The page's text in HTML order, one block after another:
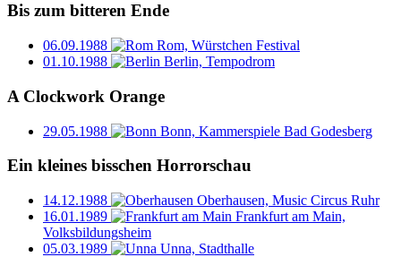
Bis zum bitteren Ende
06.09.1988
Rom, Würstchen Festival
01.10.1988
Berlin, Tempodrom
A Clockwork Orange
29.05.1988 Bonn, Kammerspiele Bad Godesberg
Ein kleines bisschen Horrorschau
14.12.1988
Oberhausen, Music Circus Ruhr
16.01.1989
Frankfurt am Main,
Volksbildungsheim
05.03.1989
Unna, Stadthalle